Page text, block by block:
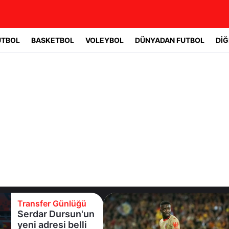
BASKETBOL VOLEYBOL DÜNYADAN FUTBOL
Transfer Günlüğü
Serdar Dursun'un
yeni adresi belli